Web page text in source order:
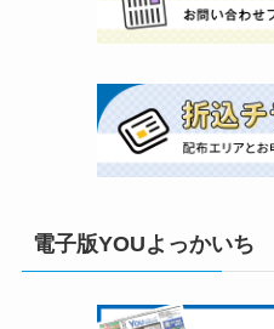
電子版YOUよっかいち